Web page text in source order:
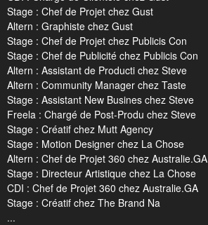
Stage : Chef de Projet chez Gust
Altern : Graphiste chez Gust
Stage : Chef de Projet chez Publicis Con
Stage : Chef de Publicité chez Publicis Con
Altern : Assistant de Producti chez Steve
Altern : Community Manager chez Taste
Stage : Assistant New Busines chez Steve
Freela : Chargé de Post-Produ chez Steve
Stage : Créatif chez Mutt Agency
Stage : Motion Designer chez La Chose
Altern : Chef de Projet 360 chez Australie.GA
Stage : Directeur Artistique chez La Chose
CDI : Chef de Projet 360 chez Australie.GA
Stage : Créatif chez The Brand Na
...